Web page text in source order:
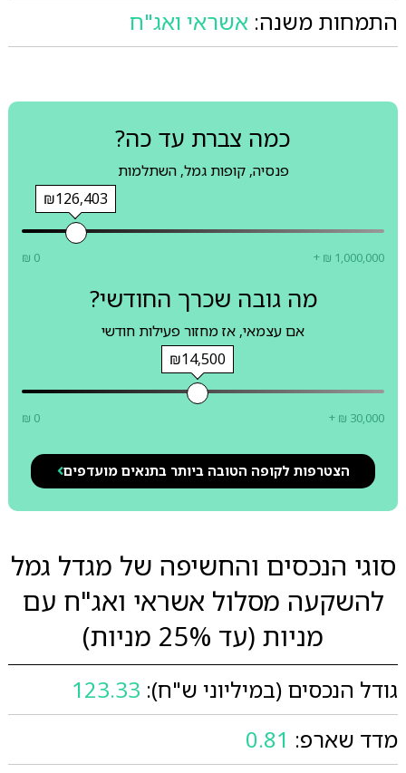
התמחות משנה: אשראי ואג"ח
כמה צברת עד כה?
פנסיה, קופות גמל, השתלמות
₪126,403
₪ 0 + ₪ 1,000,000
מה גובה שכרך החודשי?
אם עצמאי, אז מחזור פעילות חודשי
₪14,500
₪ 0 + ₪ 30,000
הצטרפות לקופה הטובה ביותר בתנאים מועדפים
סוגי הנכסים והחשיפה של מגדל גמל
להשקעה מסלול אשראי ואג"ח עם
מניות (עד 25% מניות)
גודל הנכסים (במיליוני ש"ח): 123.33
מדד שארפ: 0.81